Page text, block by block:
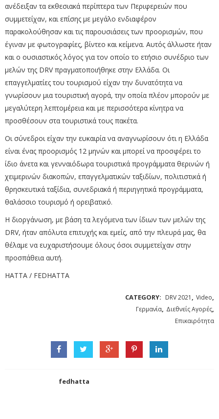
ανέδειξαν τα εκθεσιακά περίπτερα των Περιφερειών που
συμμετείχαν, και επίσης με μεγάλο ενδιαφέρον
παρακολούθησαν και τις παρουσιάσεις των προορισμών, που
έγιναν με φωτογραφίες, βίντεο και κείμενα. Αυτός άλλωστε ήταν
και ο ουσιαστικός λόγος για τον οποίο το ετήσιο συνέδριο των
μελών της DRV πραγματοποιήθηκε στην Ελλάδα. Οι
επαγγελματίες του τουρισμού είχαν την δυνατότητα να
γνωρίσουν μια τουριστική αγορά, την οποία πλέον μπορούν με
μεγαλύτερη λεπτομέρεια και με περισσότερα κίνητρα να
προσθέσουν στα τουριστικά τους πακέτα.
Οι σύνεδροι είχαν την ευκαιρία να αναγνωρίσουν ότι η Ελλάδα
είναι ένας προορισμός 12 μηνών και μπορεί να προσφέρει το
ίδιο άνετα και γενναιόδωρα τουριστικά προγράμματα θερινών ή
χειμερινών διακοπών, επαγγελματικών ταξιδίων, πολιτιστικά ή
θρησκευτικά ταξίδια, συνεδριακά ή περιηγητικά προγράμματα,
θαλάσσιο τουρισμό ή ορειβατικό.
Η διοργάνωση, με βάση τα λεγόμενα των ίδιων των μελών της
DRV, ήταν απόλυτα επιτυχής και εμείς, από την πλευρά μας, θα
θέλαμε να ευχαριστήσουμε όλους όσοι συμμετείχαν στην
προσπάθεια αυτή.
HATTA / FEDHATTA
CATEGORY: DRV 2021 , Video,
Γερμανία, Διεθνείς Αγορές,
Επικαιρότητα
fedhatta